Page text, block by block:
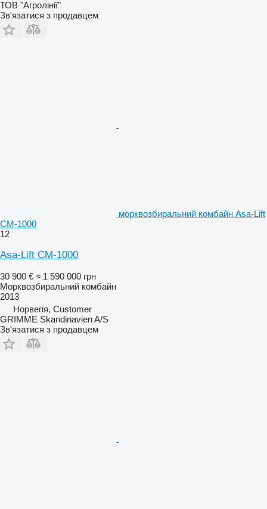
ТОВ "Агролінії"
Зв'язатися з продавцем
морквозбиральний комбайн Asa-Lift
CM-1000
12
Asa-Lift CM-1000
30 900 € ≈ 1 590 000 грн
Морквозбиральний комбайн
2013
Норвегія, Customer
GRIMME Skandinavien A/S
Зв'язатися з продавцем